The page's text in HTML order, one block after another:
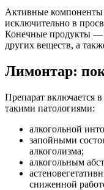
Активные
исключительно в
Конечные продукты —
других веществ, а
Лимонтар:
Препарат включается
такими патологиями:
алкогольной
запойными
алкоголизма;
алкогольным
сниженной